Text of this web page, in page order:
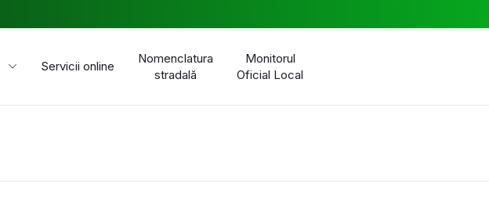
Servicii online
Nomenclatura
stradală
Monitorul
Oficial Local